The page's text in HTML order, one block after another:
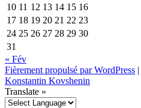
10 11 12 13 14 15 16
17 18 19 20 21 22 23
24 25 26 27 28 29 30
31
« Fév
Fièrement propulsé par WordPress |
Konstantin Kovshenin
Translate »